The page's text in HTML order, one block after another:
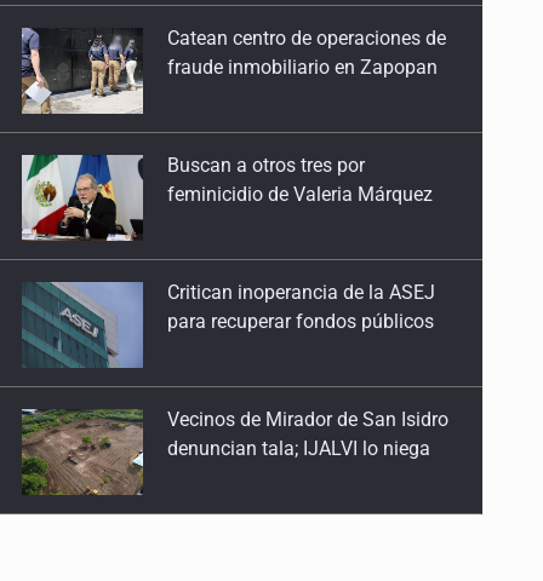
25 de Julio de 2026
Quinto Patio
Quinto Patio
23 de Julio de 2026
Quinto Patio
22 de Julio de 2026
Quinto Patio
21 de Julio de 2026
Quinto Patio
20 de Julio de 2026
feminicidio de Valeria Márquez
para recuperar fondos públicos
denuncian tala; IJALVI lo niega
jalapeños mexicanos